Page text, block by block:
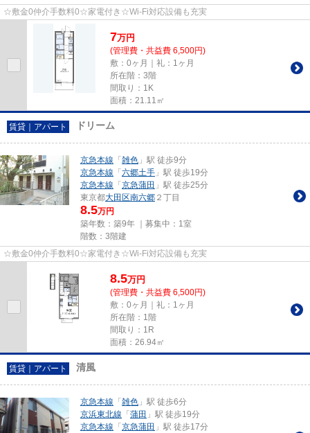
☆敷金0仲介手数料0☆家電付き☆Wi-Fi対応設備も充実
7万円
(管理費・共益費 6,500円)
敷：0ヶ月｜礼：1ヶ月
所在階：3階
間取り：1K
面積：21.11㎡
賃貸｜アパート ドリーム
京急本線 「 雑色 」駅 徒歩9分
京急本線 「 六郷土手 」駅 徒歩19分
京急本線 「 京急蒲田 」駅 徒歩25分
東京都大田区南六郷 ２丁目
8.5万円
築年数：築9年 ｜募集中： 1室
階数：3階建
☆敷金0仲介手数料0☆家電付き☆Wi-Fi対応設備も充実
8.5万円
(管理費・共益費 6,500円)
敷：0ヶ月｜礼：1ヶ月
所在階：1階
間取り：1R
面積：26.94㎡
賃貸｜アパート 清風
京急本線 「 雑色 」駅 徒歩6分
京浜東北線 「 蒲田 」駅 徒歩19分
京急本線 「 京急蒲田 」駅 徒歩17分